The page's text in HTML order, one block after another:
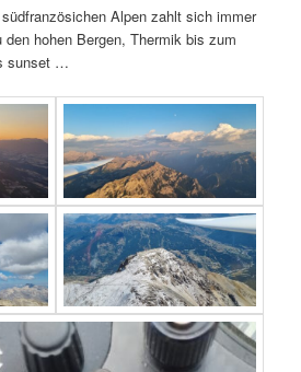
Alpen zahlt sich immer
hohen Bergen, Thermik bis zum
sunset …